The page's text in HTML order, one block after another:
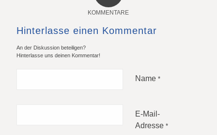
KOMMENTARE
Hinterlasse einen Kommentar
An der Diskussion beteiligen?
Hinterlasse uns deinen Kommentar!
Name *
E-Mail-
Adresse *